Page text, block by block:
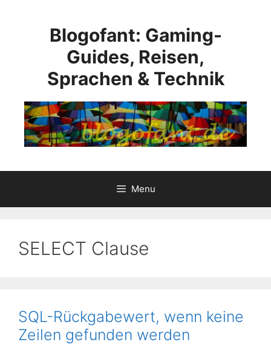
Blogofant: Gaming-
Guides, Reisen,
Sprachen & Technik
Menu
SELECT Clause
SQL-Rückgabewert, wenn keine
Zeilen gefunden werden